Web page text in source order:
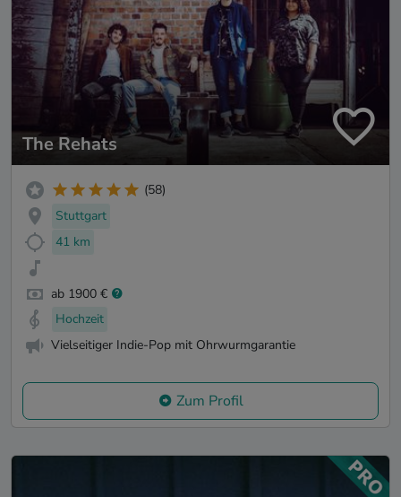
The Rehats
(58)
Stuttgart
41 km
ab 1900 €
Hochzeit
Vielseitiger Indie-Pop mit Ohrwurmgarantie
Zum Profil